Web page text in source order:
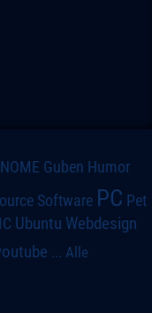
Guben Humor
Software PC Pet
Ubuntu Webdesign
... Alle